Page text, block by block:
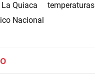
La Quiaca temperaturas
Nacional